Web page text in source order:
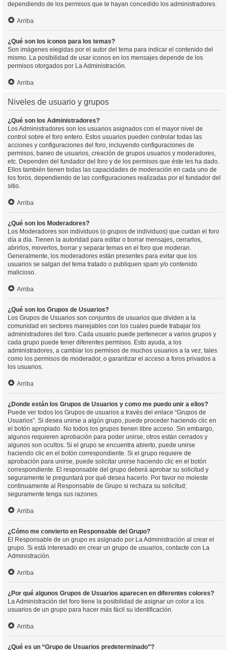
dependiendo de los permisos que le hayan concedido los administradores.
Arriba
¿Qué son los iconos para los temas?
Son imágenes elegidas por el autor del tema para indicar el contenido del
mismo. La posibilidad de usar iconos en los mensajes depende de los
permisos otorgados por La Administración.
Arriba
Niveles de usuario y grupos
¿Qué son los Administradores?
Los Administradores son los usuarios asignados con el mayor nivel de
control sobre el foro entero. Estos usuarios pueden controlar todas las
acciones y configuraciones del foro, incluyendo configuraciones de
permisos, baneo de usuarios, creación de grupos usuarios y moderadores,
etc. Dependen del fundador del foro y de los permisos que éste les ha dado.
Ellos también tienen todas las capacidades de moderación en cada uno de
los foros, dependiendo de las configuraciones realizadas por el fundador del
sitio.
Arriba
¿Qué son los Moderadores?
Los Moderadores son individuos (o grupos de individuos) que cuidan el foro
día a día. Tienen la autoridad para editar o borrar mensajes, cerrarlos,
abrirlos, moverlos, borrar y separar temas en el foro que moderan.
Generalmente, los moderadores están presentes para evitar que los
usuarios se salgan del tema tratado o publiquen spam y/o contenido
malicioso.
Arriba
¿Qué son los Grupos de Usuarios?
Los Grupos de Usuarios son conjuntos de usuarios que dividen a la
comunidad en sectores manejables con los cuales puede trabajar los
administradores del foro. Cada usuario puede pertenecer a varios grupos y
cada grupo puede tener diferentes permisos. Esto ayuda, a los
administradores, a cambiar los permisos de muchos usuarios a la vez, tales
como los permisos de moderador, o garantizar el acceso a foros privados a
los usuarios.
Arriba
¿Donde están los Grupos de Usuarios y como me puedo unir a ellos?
Puede ver todos los Grupos de usuarios a través del enlace “Grupos de
Usuarios”. Si desea unirse a algún grupo, puede proceder haciendo clic en
el botón apropiado. No todos los grupos tienen libre acceso. Sin embargo,
algunos requieren aprobación para poder unirse, otros están cerrados y
algunos son ocultos. Si el grupo se encuentra abierto, puede unirse
haciendo clic en el botón correspondiente. Si el grupo requiere de
aprobación para unirse, puede solicitar unirse haciendo clic en el botón
correspondiente. El responsable del grupo deberá aprobar su solicitud y
seguramente le preguntará por qué desea hacerlo. Por favor no moleste
continuamente al Responsable de Grupo si rechaza su solicitud;
seguramente tenga sus razones.
Arriba
¿Cómo me convierto en Responsable del Grupo?
El Responsable de un grupo es asignado por La Administración al crear el
grupo. Si está interesado en crear un grupo de usuarios, contacte con La
Administración.
Arriba
¿Por qué algunos Grupos de Usuarios aparecen en diferentes colores?
La Administración del foro tiene la posibilidad de asignar un color a los
usuarios de un grupo para hacer más fácil su identificación.
Arriba
¿Qué es un “Grupo de Usuarios predeterminado”?